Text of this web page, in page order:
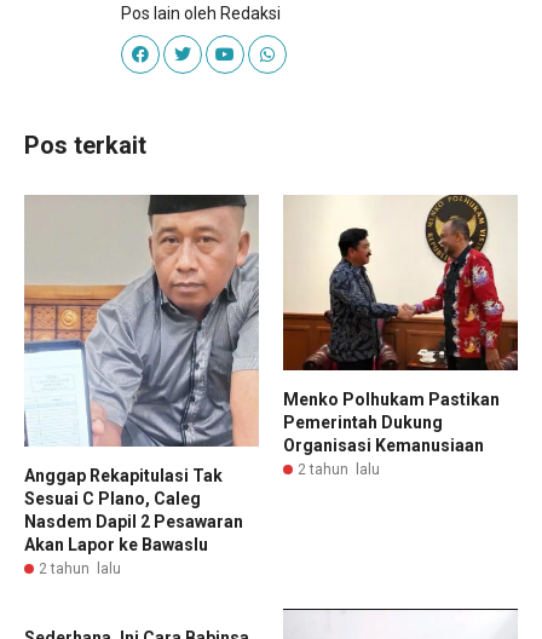
Pos lain oleh Redaksi
Pos terkait
Anggap Rekapitulasi Tak
Sesuai C Plano, Caleg
Nasdem Dapil 2 Pesawaran
Akan Lapor ke Bawaslu
2 tahun lalu
Menko Polhukam Pastikan
Pemerintah Dukung
Organisasi Kemanusiaan
2 tahun lalu